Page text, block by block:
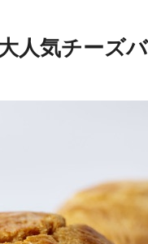
人気チーズ